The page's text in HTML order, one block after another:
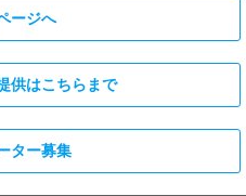
や薬味などもついて税込2,200円!
4,400円
[2026/3/30 15:17:42]
や納豆、牛丼の具も余裕で入って
ら釜炊き ごはん」が本日30日